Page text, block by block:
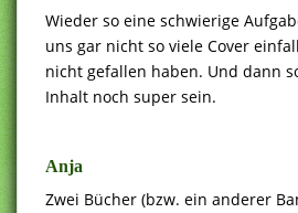
Wieder so eine schwierige
uns gar nicht so viele Cover
nicht gefallen haben. Und dann
Inhalt noch super sein.
Anja
Zwei Bücher (bzw. ein anderer